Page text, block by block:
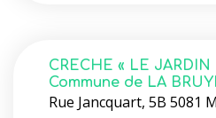
CRECHE « LE JARDIN
Commune de LA
Rue Jancquart, 5B 5081